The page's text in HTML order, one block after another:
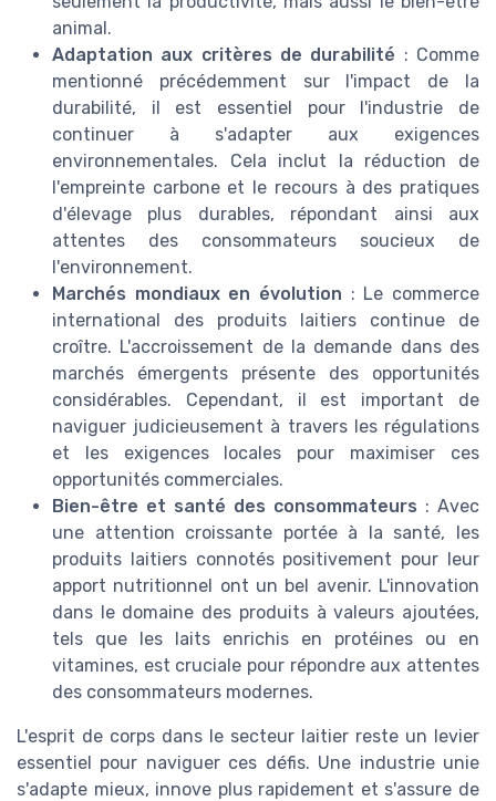
animal.
Adaptation aux critères de durabilité : Comme
mentionné précédemment sur l'impact de la
durabilité, il est essentiel pour l'industrie de
continuer à s'adapter aux exigences
environnementales. Cela inclut la réduction de
l'empreinte carbone et le recours à des pratiques
d'élevage plus durables, répondant ainsi aux
attentes des consommateurs soucieux de
l'environnement.
Marchés mondiaux en évolution : Le commerce
international des produits laitiers continue de
croître. L'accroissement de la demande dans des
marchés émergents présente des opportunités
considérables. Cependant, il est important de
naviguer judicieusement à travers les régulations
et les exigences locales pour maximiser ces
opportunités commerciales.
Bien-être et santé des consommateurs : Avec
une attention croissante portée à la santé, les
produits laitiers connotés positivement pour leur
apport nutritionnel ont un bel avenir. L'innovation
dans le domaine des produits à valeurs ajoutées,
tels que les laits enrichis en protéines ou en
vitamines, est cruciale pour répondre aux attentes
des consommateurs modernes.
L'esprit de corps dans le secteur laitier reste un levier
essentiel pour naviguer ces défis. Une industrie unie
s'adapte mieux, innove plus rapidement et s'assure de